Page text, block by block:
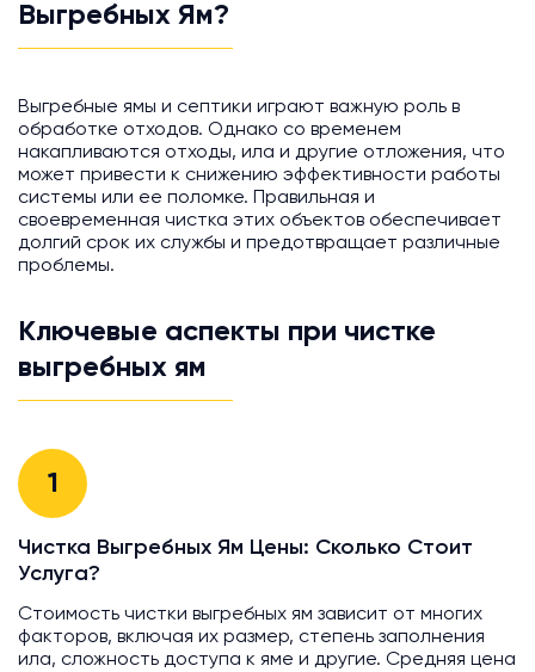
Выгребных Ям?
Выгребные ямы и септики играют важную роль в
обработке отходов. Однако со временем
накапливаются отходы, ила и другие отложения, что
может привести к снижению эффективности работы
системы или ее поломке. Правильная и
своевременная чистка этих объектов обеспечивает
долгий срок их службы и предотвращает различные
проблемы.
Ключевые аспекты при чистке
выгребных ям
1
Чистка Выгребных Ям Цены: Сколько Стоит
Услуга?
Стоимость чистки выгребных ям зависит от многих
факторов, включая их размер, степень заполнения
ила, сложность доступа к яме и другие. Средняя цена